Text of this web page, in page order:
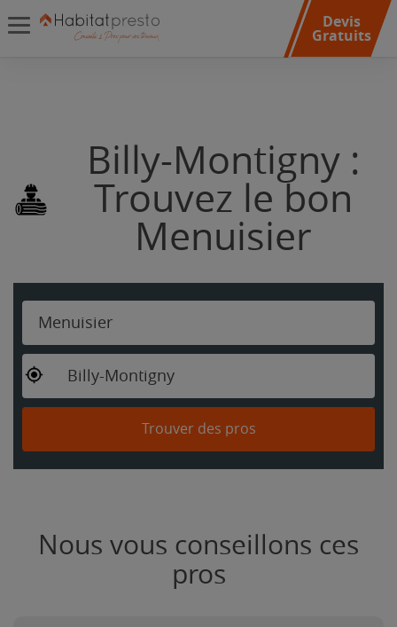
Devis
Gratuits
Billy-Montigny :
Trouvez le bon
Menuisier
Menuisier
Billy-Montigny
Trouver des pros
Nous vous conseillons ces
pros